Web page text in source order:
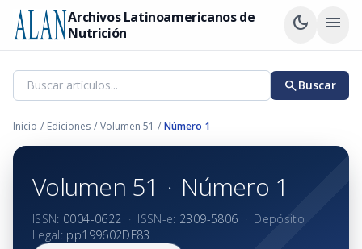
Archivos Latinoamericanos de
Nutrición
dark_mode menu
searchBuscar
Inicio / Ediciones / Volumen 51 / Número 1
Volumen 51 · Número 1
ISSN: 0004-0622 · ISSN-e: 2309-5806 · Depósito
Legal: pp199602DF83